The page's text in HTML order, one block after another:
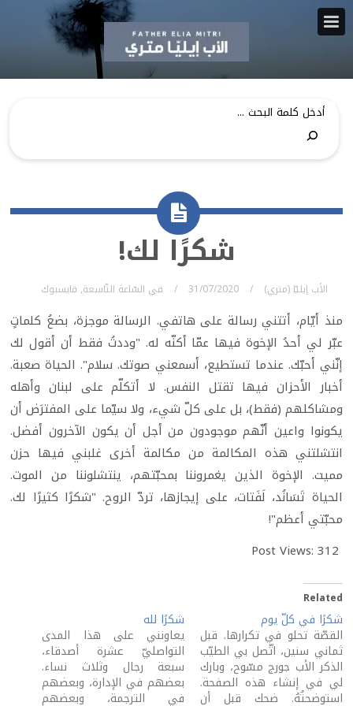
شكرًا لك!
الأب إيليّا (متري) 31/07/2020 في السّاعة التّاسعة, فايسبوك
منذ أيّام، أتتني رسالة على هاتفي. الرسالة موجزة، بضعُ كلماتٍ
عبّر لي أحدُ الإخوة فيها عمّا أكنّه له. "وددتُ فقط أن أقول لك
إنّني أحبّك. عندما تستطيع، أسمعني صوتك. سلام". الحياة صعبة.
أخبار الأحزان فيها تقتل النفس. لا أتكلّم على لبنان وأهله
ومشاكلهم (فقط)، بل على كلّ شيء، ولا سيّما على المفترَض أن
يكونوا واعين أنّهم موجودون من أجل أن يكون الآخرون أفضل.
انتشلتني هذه المكالمة من مكالمة أخرى غلبني فيها حزن
مميت. الإخوة الذين يغمروننا بمحبّتهم، ينتشلوننا من الموت.
الحياة تَسَانُد، لَفَتات، على إيجازها، تردّ الروح. "شكرًا كثيرًا لك.
محبّتي أعظم"!
Post Views: 312
Related
شكرًا في كلّ يوم
القصّة تحلو في تكرارها. قبل
ثماني سنين، اتّصل بي الطيّب
الذكر الأب جورج مسّوح، وبارك
لي في إنشاء هذه الصفحة.
استوضحتُهُ. ضحك قبل أن
شكرًا لله
يعاونني على هذا المدى
التواصليّ عشرة أصدقاء،
سبعة رجال وثلاث نساء.
بعضهم في الإدارة، وبعضهم
في الترجمة، وبعضهم